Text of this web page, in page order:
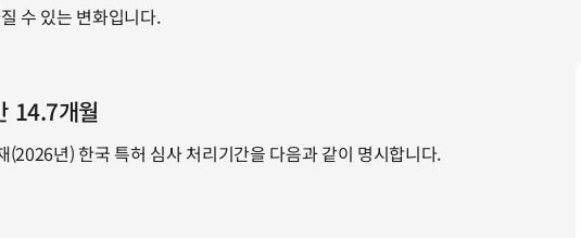
수 있는 변화입니다.
14.7개월
년) 한국 특허 심사 처리기간을 다음과 같이 명시합니다.